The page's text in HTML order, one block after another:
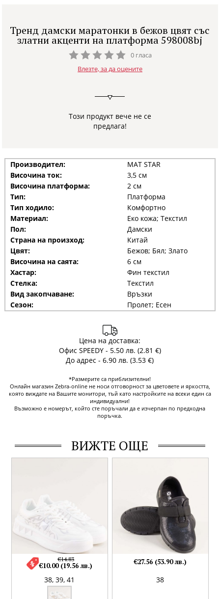
Тренд дамски маратонки в бежов цвят със
златни акценти на платформа 598008bj
0 гласа
Влезте, за да оцените
Този продукт вече не се
предлага!
Производител:
MAT STAR
Височина ток:
3,5 см
Височина платформа:
2 см
Тип:
Платформа
Тип ходило:
Комфортно
Материал:
Еко кожа; Текстил
Пол:
Дамски
Страна на произход:
Китай
Цвят:
Бежов; Бял; Злато
Височина на саята:
6 см
Хастар:
Фин текстил
Стелка:
Текстил
Вид закопчаване:
Връзки
Сезон:
Пролет; Есен
Цена на доставка:
Офис SPEEDY - 5.50 лв. (2.81 €)
До адрес - 6.90 лв. (3.53 €)
*Размерите са приблизителни!
Онлайн магазин Zebra-online не носи отговорност за цветовете и яркостта,
която виждате на Вашите монитори, тъй като настройките на всеки един са
индивидуални!
Възможно е номерът, който сте поръчали да е изчерпан по предходна
поръчка.
ВИЖТЕ ОЩЕ
38,39,41
€14.83
€10.00 (19.56 лв.)
38
€27.56 (53.90 лв.)